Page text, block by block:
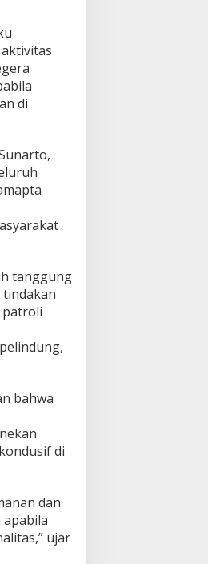
di
tanggung
patroli
bahwa
di
dan
ujar